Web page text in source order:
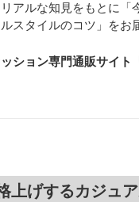
アルな知見をもとに「
スタイルのコツ」をお
ション専門通販サイト
上げするカジュ